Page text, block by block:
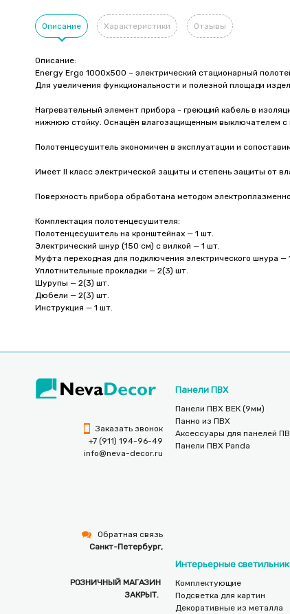
Описание Характеристики Отзывы
Описание:
Energy Ergo 1000x500 – электрический стационарный
Для увеличения функциональности и полезной площади
Нагревательный элемент прибора - греющий кабель в
нижнюю стойку. Оснащён влагозащищенным выключателем с
Полотенцесушитель экономичен в эксплуатации и
Имеет II класс электрической защиты и степень защиты от
Поверхность прибора обработана методом
Комплектация полотенцесушителя:
Полотенцесушитель на кронштейнах — 1 шт.
Электрический шнур (150 см) с вилкой — 1 шт.
Муфта переходная для подключения электрического шнура —
Уплотнительные прокладки — 2(3) шт.
Шурупы — 2(3) шт.
Дюбели — 2(3) шт.
Инструкция — 1 шт.
Заказать звонок
+7 (911) 194-96-49
info@neva-decor.ru
Обратная связь
Санкт-Петербург,
РОЗНИЧНЫЙ МАГАЗИН
ЗАКРЫТ.
Панели ПВХ
Панели ПВХ ВЕК (9мм)
Панно из ПВХ
Аксессуары для панелей
Панели ПВХ Panda
Интерьерные
Комплектующие
Подсветка для картин
Декоративные из металла